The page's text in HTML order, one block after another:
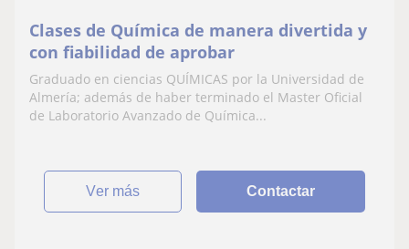
Clases de Química de manera divertida y
con fiabilidad de aprobar
Graduado en ciencias QUÍMICAS por la Universidad de
Almería; además de haber terminado el Master Oficial
de Laboratorio Avanzado de Química...
ver más Contactar